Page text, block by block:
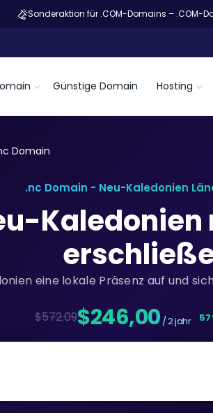
Sonderaktion für .COM-Domains – .COM-
Günstige Domain Hosting
Domain
.nc Domain - Neu-Kaledonien
eine lokale Präsenz auf und
$572.09$246,00 / 2 jahr